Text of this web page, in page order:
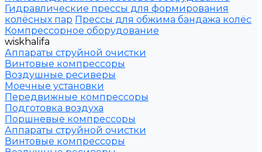
Гидравлические прессы для формирования
колёсных пар Прессы для обжима бандажа колёс
Компрессорное оборудование
wiskhalifa
Аппараты струйной очистки
Винтовые компрессоры
Воздушные ресиверы
Моечные установки
Передвижные компрессоры
Подготовка воздуха
Поршневые компрессоры
Аппараты струйной очистки
Винтовые компрессоры